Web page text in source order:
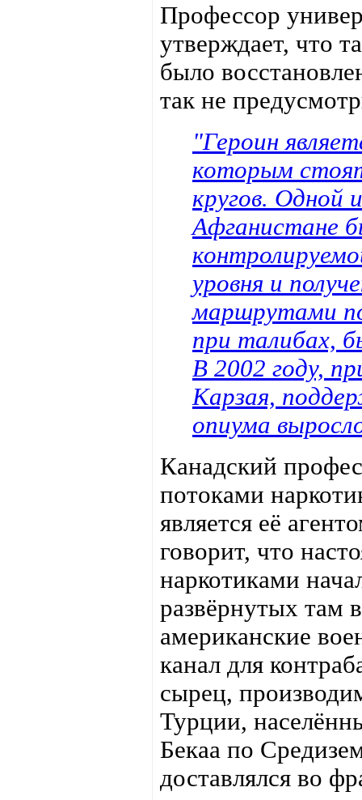
Профессор
утверждает, что
было
так не
"Героин
которым
кругов. Одной
Афганистане
уровня и
маршрутами
при талибах,
В 2002 году,
Карзая,
опиума
Канадский
потоками
является её
говорит, что
наркотиками
развёрнутых там
американские
канал для
сырец,
Турции,
Бекаа по
доставлялся во